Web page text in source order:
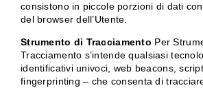
consistono in piccole porzioni di dati
del browser dell’Utente.
Strumento di Tracciamento Per
Tracciamento s’intende qualsiasi
identificativi univoci, web beacons,
fingerprinting – che consenta di